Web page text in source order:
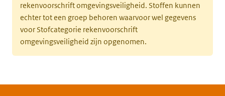
rekenvoorschrift omgevingsveiligheid. Stoffen kunnen
echter tot een groep behoren waarvoor wel gegevens
voor Stofcategorie rekenvoorschrift
omgevingsveiligheid zijn opgenomen.